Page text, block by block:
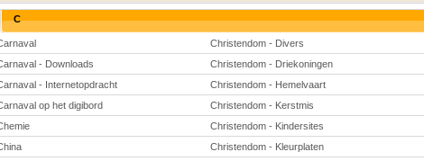
C
Christendom - Divers
- Downloads
Christendom - Driekoningen
- Internetopdracht
Christendom - Hemelvaart
op het digibord
Christendom - Kerstmis
Christendom - Kindersites
Christendom - Kleurplaten